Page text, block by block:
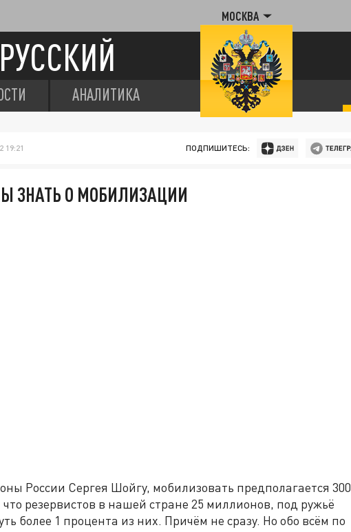
МОСКВА
АНАЛИТИКА
19:21 ПОДПИШИТЕСЬ:
ЗНАТЬ О МОБИЛИЗАЦИИ
России Сергея Шойгу, мобилизовать предполагается 300
резервистов в нашей стране 25 миллионов, под ружьё
более 1 процента из них. Причём не сразу. Но обо всём по